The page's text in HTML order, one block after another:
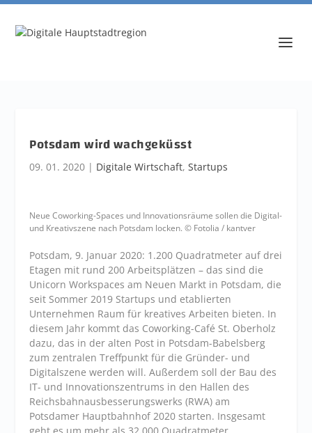
Potsdam wird wachgeküsst
09. 01. 2020 | Digitale Wirtschaft,Startups
Neue Coworking-Spaces und Innovationsräume sollen die Digital-
und Kreativszene nach Potsdam locken. © Fotolia / kantver
Potsdam, 9. Januar 2020: 1.200 Quadratmeter auf drei
Etagen mit rund 200 Arbeitsplätzen – das sind die
Unicorn Workspaces am Neuen Markt in Potsdam, die
seit Sommer 2019 Startups und etablierten
Unternehmen Raum für kreatives Arbeiten bieten. In
diesem Jahr kommt das Coworking-Café St. Oberholz
dazu, das in der alten Post in Potsdam-Babelsberg
zum zentralen Treffpunkt für die Gründer- und
Digitalszene werden will. Außerdem soll der Bau des
IT- und Innovationszentrums in den Hallen des
Reichsbahnausbesserungswerks (RWA) am
Potsdamer Hauptbahnhof 2020 starten. Insgesamt